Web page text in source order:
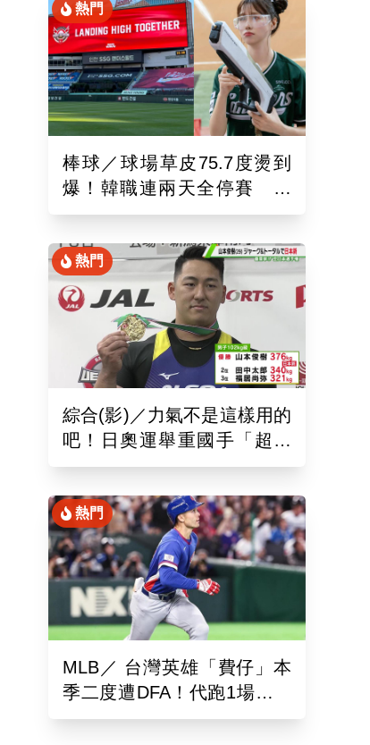
熱門
棒球／球場草皮75.7度燙到
爆！韓職連兩天全停賽 工
作人員、球迷頻傳熱傷害
熱門
綜合(影)／力氣不是這樣用的
吧！日奧運舉重國手「超商
偷雞蛋」被活逮把店員推到
熱門
MLB／ 台灣英雄「費仔」本
季二度遭DFA！代跑1場沒有
打擊機會...